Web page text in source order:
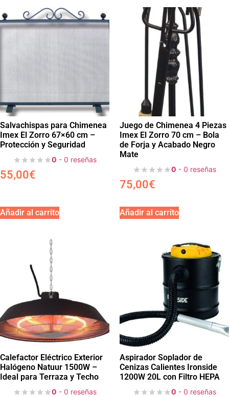
Salvachispas para Chimenea
Imex El Zorro 67×60 cm –
Protección y Seguridad
0 - 0 reseñas
55,00€
Añadir al carrito
Juego de Chimenea 4 Piezas
Imex El Zorro 70 cm – Bola
de Forja y Acabado Negro
Mate
0 - 0 reseñas
75,00€
Añadir al carrito
Calefactor Eléctrico Exterior
Halógeno Natuur 1500W –
Ideal para Terraza y Techo
0 - 0 reseñas
Aspirador Soplador de
Cenizas Calientes Ironside
1200W 20L con Filtro HEPA
0 - 0 reseñas